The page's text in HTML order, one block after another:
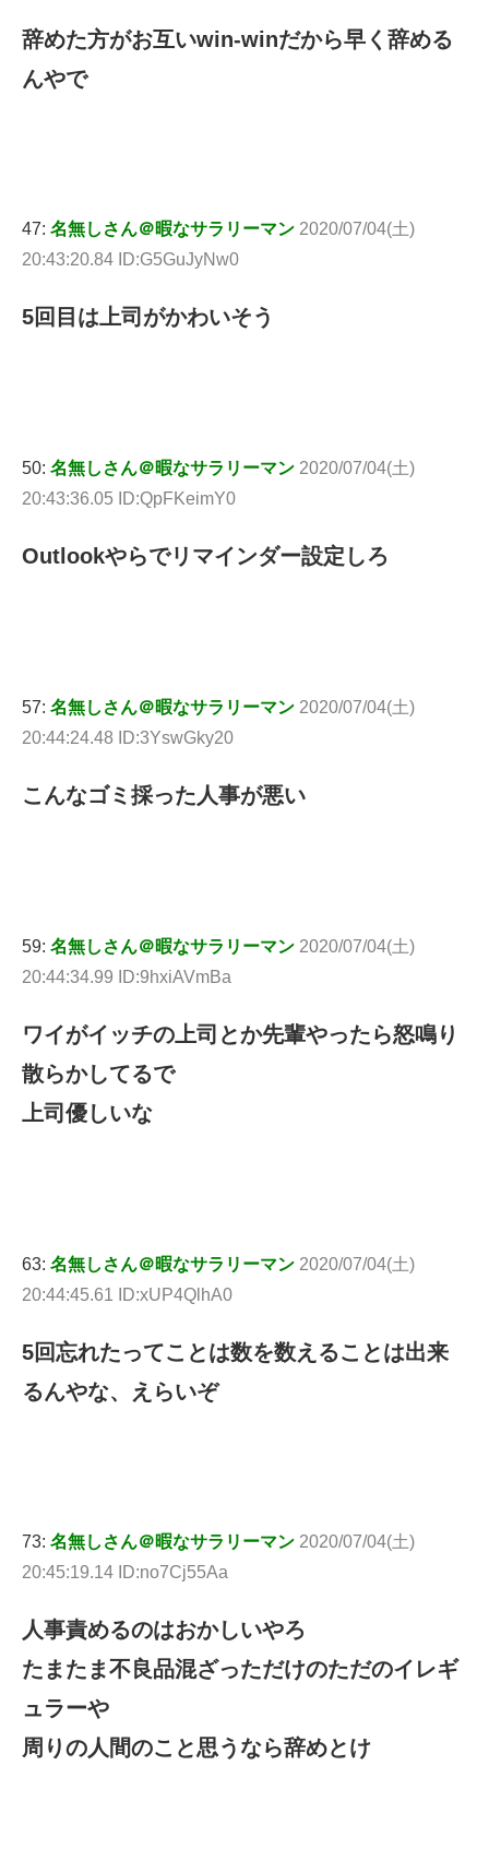
辞めた方がお互いwin-winだから早く辞める
んやで
47: 名無しさん＠暇なサラリーマン 2020/07/04(土)
20:43:20.84 ID:G5GuJyNw0
5回目は上司がかわいそう
50: 名無しさん＠暇なサラリーマン 2020/07/04(土)
20:43:36.05 ID:QpFKeimY0
Outlookやらでリマインダー設定しろ
57: 名無しさん＠暇なサラリーマン 2020/07/04(土)
20:44:24.48 ID:3YswGky20
こんなゴミ採った人事が悪い
59: 名無しさん＠暇なサラリーマン 2020/07/04(土)
20:44:34.99 ID:9hxiAVmBa
ワイがイッチの上司とか先輩やったら怒鳴り
散らかしてるで
上司優しいな
63: 名無しさん＠暇なサラリーマン 2020/07/04(土)
20:44:45.61 ID:xUP4QlhA0
5回忘れたってことは数を数えることは出来
るんやな、えらいぞ
73: 名無しさん＠暇なサラリーマン 2020/07/04(土)
20:45:19.14 ID:no7Cj55Aa
人事責めるのはおかしいやろ
たまたま不良品混ざっただけのただのイレギ
ュラーや
周りの人間のこと思うなら辞めとけ